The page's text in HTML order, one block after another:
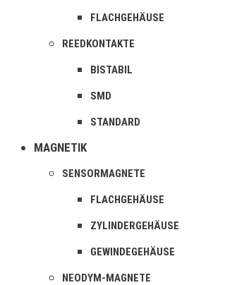
FLACHGEHÄUSE
REEDKONTAKTE
BISTABIL
SMD
STANDARD
MAGNETIK
SENSORMAGNETE
FLACHGEHÄUSE
ZYLINDERGEHÄUSE
GEWINDEGEHÄUSE
NEODYM-MAGNETE